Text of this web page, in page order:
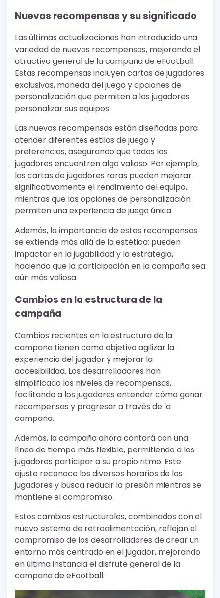
Nuevas recompensas y su significado
Las últimas actualizaciones han introducido una
variedad de nuevas recompensas, mejorando el
atractivo general de la campaña de eFootball.
Estas recompensas incluyen cartas de jugadores
exclusivas, moneda del juego y opciones de
personalización que permiten a los jugadores
personalizar sus equipos.
Las nuevas recompensas están diseñadas para
atender diferentes estilos de juego y
preferencias, asegurando que todos los
jugadores encuentren algo valioso. Por ejemplo,
las cartas de jugadores raras pueden mejorar
significativamente el rendimiento del equipo,
mientras que las opciones de personalización
permiten una experiencia de juego única.
Además, la importancia de estas recompensas
se extiende más allá de la estética; pueden
impactar en la jugabilidad y la estrategia,
haciendo que la participación en la campaña sea
aún más valiosa.
Cambios en la estructura de la
campaña
Cambios recientes en la estructura de la
campaña tienen como objetivo agilizar la
experiencia del jugador y mejorar la
accesibilidad. Los desarrolladores han
simplificado los niveles de recompensas,
facilitando a los jugadores entender cómo ganar
recompensas y progresar a través de la
campaña.
Además, la campaña ahora contará con una
línea de tiempo más flexible, permitiendo a los
jugadores participar a su propio ritmo. Este
ajuste reconoce los diversos horarios de los
jugadores y busca reducir la presión mientras se
mantiene el compromiso.
Estos cambios estructurales, combinados con el
nuevo sistema de retroalimentación, reflejan el
compromiso de los desarrolladores de crear un
entorno más centrado en el jugador, mejorando
en última instancia el disfrute general de la
campaña de eFootball.